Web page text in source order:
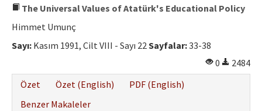
Yayın İlkeleri
Etik İlkeler
Yazar Rehberi
Hakem Rehberi
İletişim
The Universal Values of Atatürk's Educational Policy
Himmet Umunç
Sayı: Kasım 1991, Cilt VIII - Sayı 22Sayfalar:33-38
0
2484
Özet
Özet (English)
PDF (English)
Benzer Makaleler